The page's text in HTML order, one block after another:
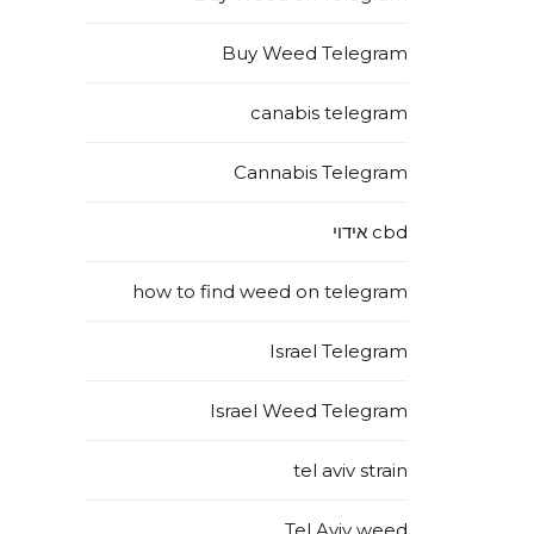
Buy Weed Telegram
canabis telegram
Cannabis Telegram
cbd אידוי
how to find weed on telegram
Israel Telegram
Israel Weed Telegram
tel aviv strain